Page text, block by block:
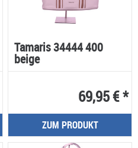
Tamaris 34444 400
beige
69,95 € *
ZUM PRODUKT